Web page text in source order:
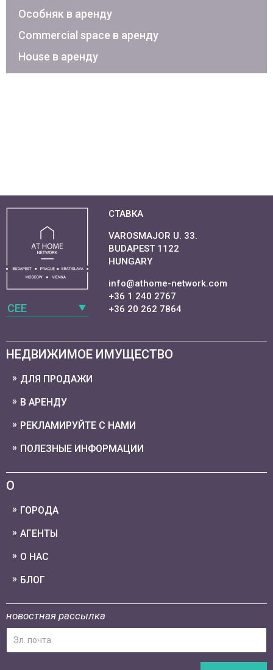
Особняк в аренду
Commercial space в аренду
House в аренду
CEE
СТАВКА
VAROSMAJOR U. 33.
BUDAPEST 1122
HUNGARY
info@athome-network.com
+36 1 240 2767
+36 20 262 7864
НЕДВИЖИМОЕ ИМУЩЕСТВО
ДЛЯ ПРОДАЖИ
В АРЕНДУ
РЕКЛАМИРУЙТЕ С НАМИ
ПОЛЕЗНЫЕ ИНФОРМАЦИИ
О
ГОРОДА
АГЕНТЫ
О НАС
БЛОГ
новостная рассылка